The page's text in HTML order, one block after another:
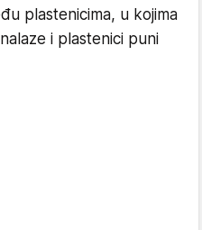
plastenicima, u kojima
i plastenici puni